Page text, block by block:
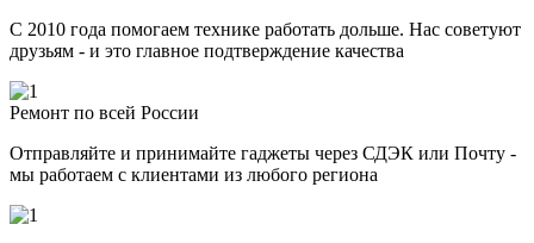
С 2010 года помогаем технике работать дольше. Нас советуют
друзьям - и это главное подтверждение качества
Ремонт по всей России
Отправляйте и принимайте гаджеты через СДЭК или Почту -
мы работаем с клиентами из любого региона